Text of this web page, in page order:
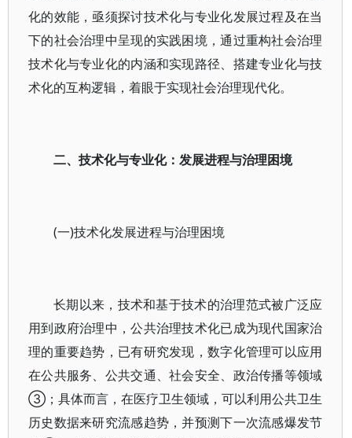
化的效能，亟须探讨技术化与专业化发展过程及在当
下的社会治理中呈现的实践困境，通过重构社会治理
技术化与专业化的内涵和实现路径、搭建专业化与技
术化的互构逻辑，着眼于实现社会治理现代化。
二、技术化与专业化：发展进程与治理困境
(一)技术化发展进程与治理困境
长期以来，技术和基于技术的治理范式被广泛应
用到政府治理中，公共治理技术化已成为现代国家治
理的重要趋势，已有研究发现，数字化管理可以应用
在公共服务、公共交通、社会安全、政治传播等领域
③；具体而言，在医疗卫生领域，可以利用公共卫生
历史数据来研究流感趋势，并预测下一次流感爆发节